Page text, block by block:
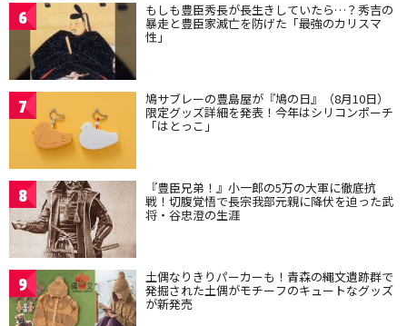
6 もしも豊臣秀長が長生きしていたら…？秀吉の
暴走と豊臣家滅亡を防げた「最強のカリスマ
性」
7 鳩サブレーの豊島屋が『鳩の日』（8月10日）
限定グッズ詳細を発表！今年はシリコンポーチ
「はとっこ」
8 『豊臣兄弟！』小一郎の5万の大軍に徹底抗
戦！切腹覚悟で長宗我部元親に降伏を迫った武
将・谷忠澄の生涯
9 土偶なりきりパーカーも！青森の縄文遺跡群で
発掘された土偶がモチーフのキュートなグッズ
が新発売